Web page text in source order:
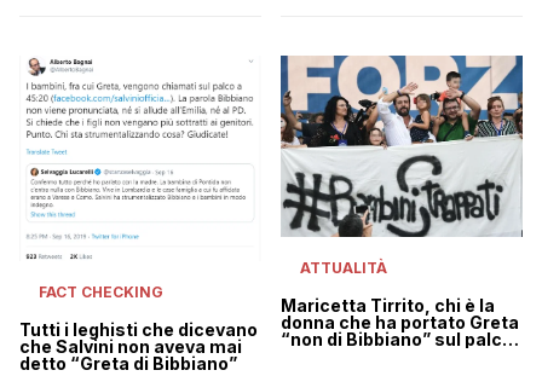
FACT CHECKING
Tutti i leghisti che dicevano
che Salvini non aveva mai
detto “Greta di Bibbiano”
ATTUALITÀ
Maricetta Tirrito, chi è la
donna che ha portato Greta
“non di Bibbiano” sul palco